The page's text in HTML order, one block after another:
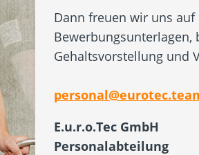
Dann freuen wir uns
Bewerbungsunterlagen,
Gehaltsvorstellung und
E.u.r.o.Tec GmbH
Personalabteilung